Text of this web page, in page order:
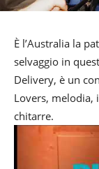
È l’Australia la
selvaggio in
Delivery, è un
Lovers, melodia,
chitarre.